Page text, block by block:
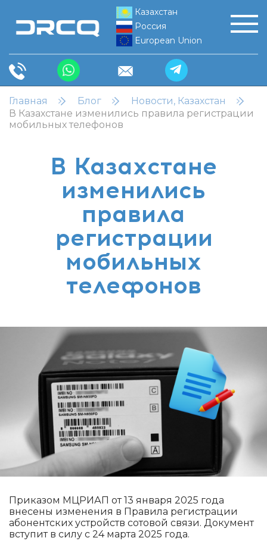
Казахстан
Россия
European Union
Главная Блог
Новости, Казахстан
В Казахстане изменились правила регистрации
мобильных телефонов
В Казахстане
изменились
правила
регистрации
мобильных
телефонов
Приказом МЦРИАП от 13 января 2025 года
внесены изменения в Правила регистрации
абонентских устройств сотовой связи. Документ
вступит в силу с 24 марта 2025 года.